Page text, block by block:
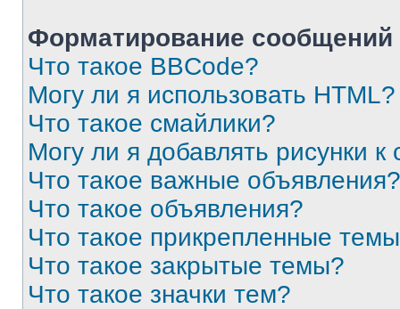
Форматирование
Что такое BBCode?
Могу ли я использовать HTML?
Что такое смайлики?
Могу ли я добавлять рисунки
Что такое важные объявления?
Что такое объявления?
Что такое прикрепленные
Что такое закрытые темы?
Что такое значки тем?